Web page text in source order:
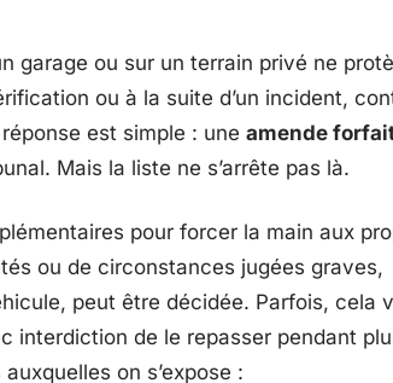
garage ou sur un terrain privé ne
ou à la suite d’un incident,
est simple : une amende
Mais la liste ne s’arrête pas là.
pour forcer la main aux
ou de circonstances jugées graves,
peut être décidée. Parfois, cela
interdiction de le repasser pendant
on s’expose :